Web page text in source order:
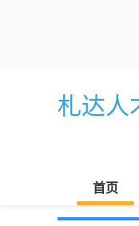
札达人
首页